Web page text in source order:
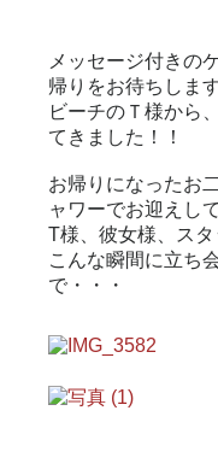
メッセージ付きの
帰りをお待ちします
ビーチのＴ様から
てきました！！
お帰りになったお
ャワーでお迎えして
T様、彼女様、スタ
こんな瞬間に立ち
で・・・